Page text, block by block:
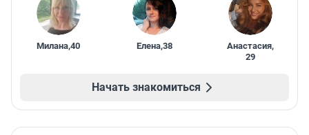
Милана,40 Елена,38 Анастасия,
29
Начать знакомиться